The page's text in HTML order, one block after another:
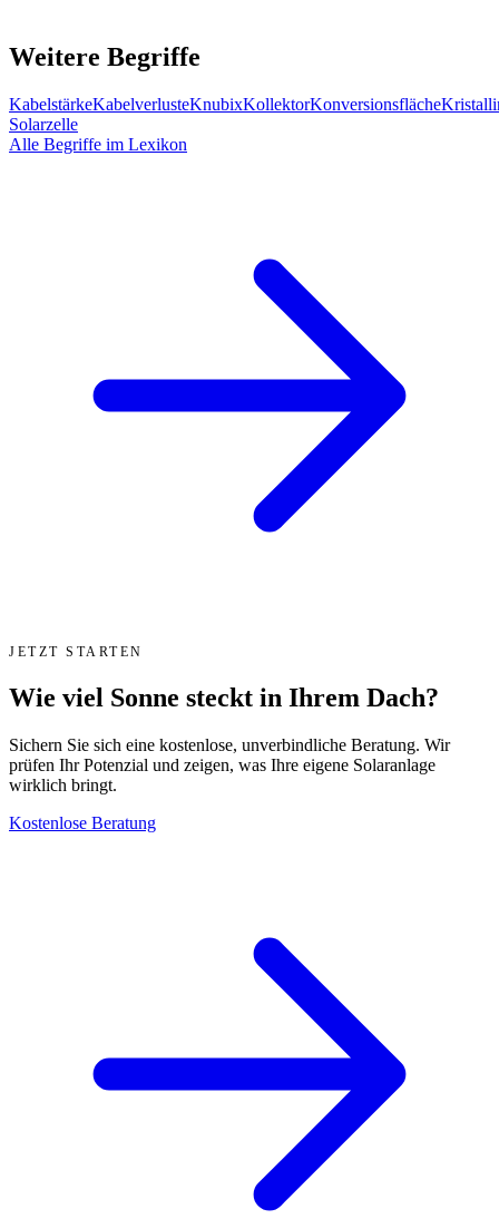
Weitere Begriffe
KabelstärkeKabelverlusteKnubixKollektorKonversionsfläche
Solarzelle
Alle Begriffe im Lexikon
JETZT STARTEN
Wie viel Sonne steckt in Ihrem Dach?
Sichern Sie sich eine kostenlose, unverbindliche Beratung. Wir
prüfen Ihr Potenzial und zeigen, was Ihre eigene Solaranlage
wirklich bringt.
Kostenlose Beratung